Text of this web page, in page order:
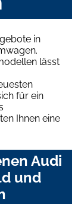
in
lässt
für ein
Ihnen eine
Audi
und